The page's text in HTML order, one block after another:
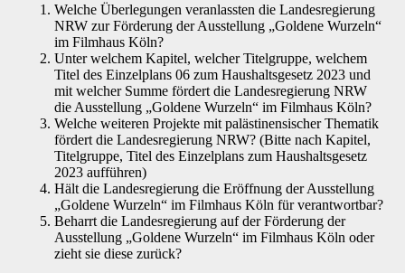
Welche Überlegungen veranlassten die Landesregierung
NRW zur Förderung der Ausstellung „Goldene Wurzeln“
im Filmhaus Köln?
Unter welchem Kapitel, welcher Titelgruppe, welchem
Titel des Einzelplans 06 zum Haushaltsgesetz 2023 und
mit welcher Summe fördert die Landesregierung NRW
die Ausstellung „Goldene Wurzeln“ im Filmhaus Köln?
Welche weiteren Projekte mit palästinensischer Thematik
fördert die Landesregierung NRW? (Bitte nach Kapitel,
Titelgruppe, Titel des Einzelplans zum Haushaltsgesetz
2023 aufführen)
Hält die Landesregierung die Eröffnung der Ausstellung
„Goldene Wurzeln“ im Filmhaus Köln für verantwortbar?
Beharrt die Landesregierung auf der Förderung der
Ausstellung „Goldene Wurzeln“ im Filmhaus Köln oder
zieht sie diese zurück?